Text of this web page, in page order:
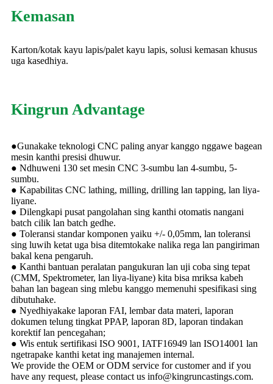
Kemasan
Karton/kotak kayu lapis/palet kayu lapis, solusi kemasan khusus
uga kasedhiya.
Kingrun Advantage
●Gunakake teknologi CNC paling anyar kanggo nggawe bagean
mesin kanthi presisi dhuwur.
● Ndhuweni 130 set mesin CNC 3-sumbu lan 4-sumbu, 5-
sumbu.
● Kapabilitas CNC lathing, milling, drilling lan tapping, lan liya-
liyane.
● Dilengkapi pusat pangolahan sing kanthi otomatis nangani
batch cilik lan batch gedhe.
● Toleransi standar komponen yaiku +/- 0,05mm, lan toleransi
sing luwih ketat uga bisa ditemtokake nalika rega lan pangiriman
bakal kena pengaruh.
● Kanthi bantuan peralatan pangukuran lan uji coba sing tepat
(CMM, Spektrometer, lan liya-liyane) kita bisa mriksa kabeh
bahan lan bagean sing mlebu kanggo memenuhi spesifikasi sing
dibutuhake.
● Nyedhiyakake laporan FAI, lembar data materi, laporan
dokumen telung tingkat PPAP, laporan 8D, laporan tindakan
korektif lan pencegahan;
● Wis entuk sertifikasi ISO 9001, IATF16949 lan ISO14001 lan
ngetrapake kanthi ketat ing manajemen internal.
We provide the OEM or ODM service for customer and if you
have any request, please contact us info@kingruncastings.com.